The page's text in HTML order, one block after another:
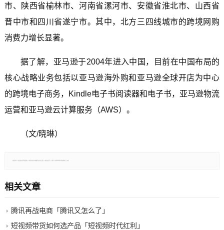
市、陕西省榆林市、河南省漯河市、安徽省淮北市、山西省
晋中市和四川省遂宁市。其中，北方三四线城市的跨境网购
消费力增长显著。
据了解，亚马逊于2004年进入中国，目前在中国布局的
核心战略业务包括以亚马逊海外购和亚马逊全球开店为中心
的跨境电子商务，Kindle电子书阅读器和电子书，亚马逊物流
运营和亚马逊云计算服务（AWS）。
（文/晓琳）
相关文章
腾讯再战电商「腾讯又怎么了」
短视频带货如何选产品「短视频时代红利」